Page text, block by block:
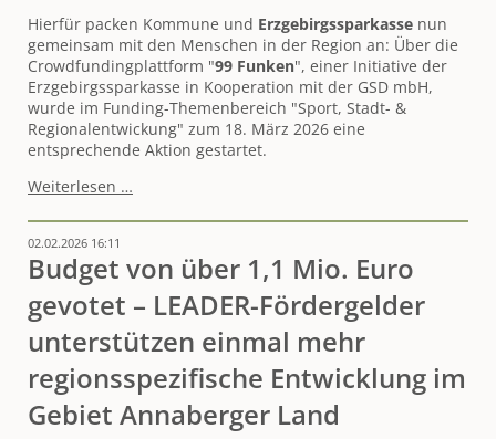
Hierfür packen Kommune und Erzgebirgssparkasse nun
gemeinsam mit den Menschen in der Region an: Über die
Crowdfundingplattform "99 Funken", einer Initiative der
Erzgebirgssparkasse in Kooperation mit der GSD mbH,
wurde im Funding-Themenbereich "Sport, Stadt- &
Regionalentwickung" zum 18. März 2026 eine
entsprechende Aktion gestartet.
Weiterlesen …
für
Freibad
-
Gestartetes
Crowdfunding
der
Erzgebirgssparkasse
über
02.02.2026 16:11
Budget von über 1,1 Mio. Euro
gevotet – LEADER-Fördergelder
unterstützen einmal mehr
regionsspezifische Entwicklung im
Gebiet Annaberger Land